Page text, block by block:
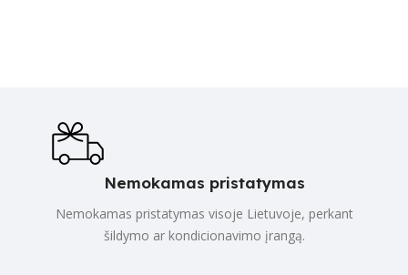
Nemokamas pristatymas
Nemokamas pristatymas visoje Lietuvoje, perkant
šildymo ar kondicionavimo įrangą.